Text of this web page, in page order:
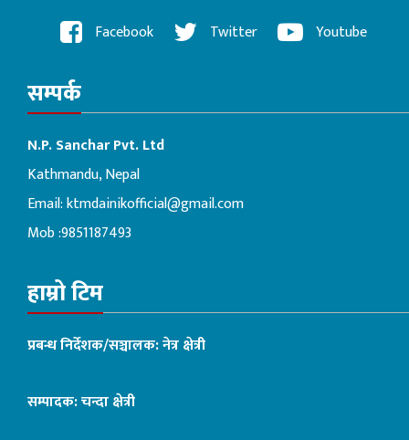
Facebook Twitter Youtube
सम्पर्क
N.P. Sanchar Pvt. Ltd
Kathmandu, Nepal
Email:ktmdainikofficial@gmail.com
Mob :9851187493
हाम्रो टिम
प्रबन्ध निर्देशक/सञ्चालक: नेत्र क्षेत्री
सम्पादक: चन्दा क्षेत्री